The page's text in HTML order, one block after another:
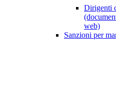
Dirigenti
web)
Sanzioni per